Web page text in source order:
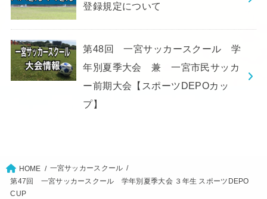
登録規定について
第48回 一宮サッカースクール 学
年別夏季大会 兼 一宮市民サッカ
ー前期大会【スポーツDEPOカッ
プ】
HOME
一宮サッカースクール
第47回 一宮サッカースクール 学年別夏季大会 ３年生 スポーツDEPO
CUP